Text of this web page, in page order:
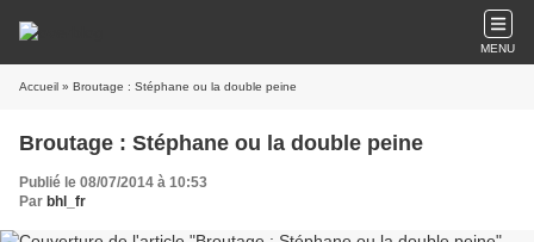
MENU
Accueil » Broutage : Stéphane ou la double peine
Broutage : Stéphane ou la double peine
Publié le 08/07/2014 à 10:53
Par bhl_fr